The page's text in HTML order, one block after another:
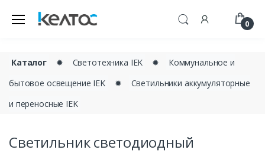
0
Каталог ✹ Светотехника IEK ✹
Коммунальное и
бытовое освещение IEK
✹
Светильники аккумуляторные
и переносные IEK
Светильник светодиодный